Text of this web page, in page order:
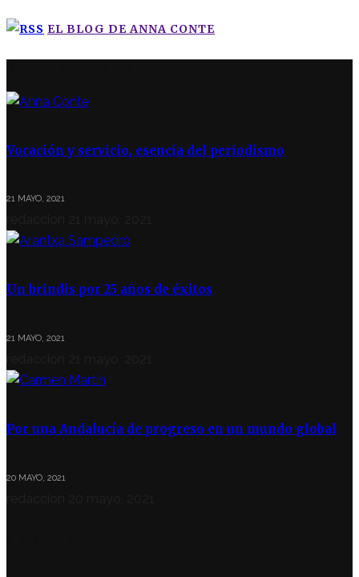
EL BLOG DE ANNA CONTE
Vocación y servicio, esencia del periodismo
21 MAYO, 2021
Un brindis por 25 años de éxitos
21 MAYO, 2021
Por una Andalucía de progreso en un mundo global
20 MAYO, 2021